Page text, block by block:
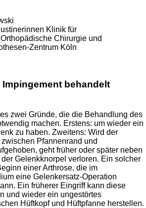
Klinik für
Chirurgie und
Zentrum Köln
behandelt
zwei Gründe, die die Behandlung des
machen. Erstens: um wieder ein
zu haben. Zweitens: Wird der
Pfannenrand und
geht früher oder später neben
Gelenkknorpel verloren. Ein solcher
einer Arthrose, die im
eine Gelenkersatz-Operation
Ein früherer Eingriff kann diese
und wieder ein ungestörtes
Hüftkopf und Hüftpfanne herstellen.